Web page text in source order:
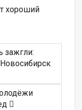
хороший
зажгли: